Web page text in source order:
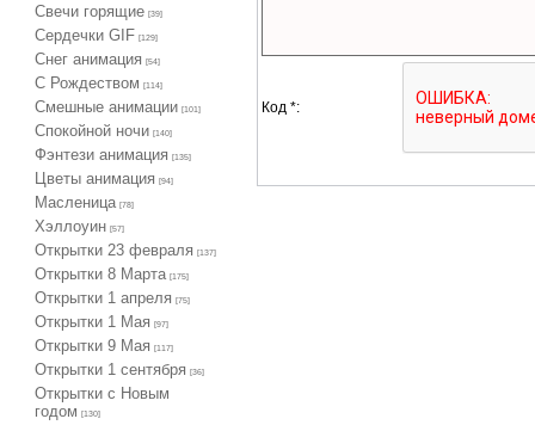
Свечи горящие [39]
Сердечки GIF [129]
Снег анимация [54]
С Рождеством [114]
Смешные анимации [101]
Спокойной ночи [140]
Фэнтези анимация [135]
Цветы анимация [94]
Масленица [78]
Хэллоуин [57]
Открытки 23 февраля [137]
Открытки 8 Марта [175]
Открытки 1 апреля [75]
Открытки 1 Мая [97]
Открытки 9 Мая [117]
Открытки 1 сентября [36]
Открытки с Новым
годом
[130]
Код *: